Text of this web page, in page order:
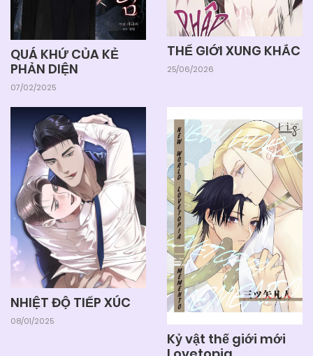
QUÁ KHỨ CỦA KẺ
PHẢN DIỆN
07/02/2025
THẾ GIỚI XUNG KHẮC
25/06/2026
NHIỆT ĐỘ TIẾP XÚC
08/01/2025
Kỷ vật thế giới mới